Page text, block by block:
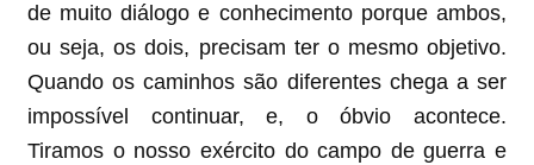
de muito diálogo e conhecimento porque ambos,
ou seja, os dois, precisam ter o mesmo objetivo.
Quando os caminhos são diferentes chega a ser
impossível continuar, e, o óbvio acontece.
Tiramos o nosso exército do campo de guerra e